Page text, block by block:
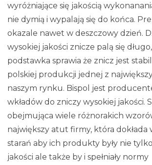
wyróżniające się jakością
nie dymią i wypalają się do końca.
okazale nawet w deszczowy dzień.
wysokiej jakości znicze palą się
podstawka sprawia że znicz jest
polskiej produkcji jednej z
naszym rynku. Bispol jest
wkładów do zniczy wysokiej jakości.
obejmująca wiele różnorakich
największy atut firmy, która dokłada
starań aby ich produkty były nie
jakości ale także by i spełniały normy